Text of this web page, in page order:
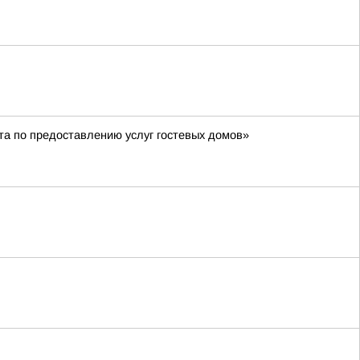
по предоставлению услуг гостевых домов»